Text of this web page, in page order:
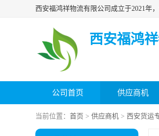
西安福鸿
公司首页 供应商机
当前位置： 首页 > 供应商机 > 西安货运